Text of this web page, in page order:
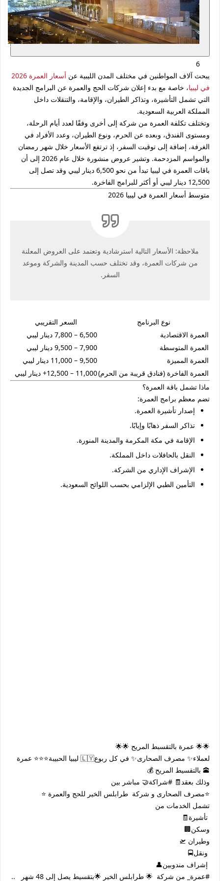
6
يبحث آلاف المواطنين في مختلف المدن الليبية عن
أسعار العمرة 2026
في ليبيا، خاصة مع بدء إعلان شركات الحج والعمرة عن البرامج الجديدة
التي تشمل التأشيرة، وتذاكر الطيران، والإقامة، والتنقلات داخل
المملكة العربية السعودية.
وتختلف تكلفة العمرة من شركة إلى أخرى وفقًا لعدد أيام الرحلة،
ومستوى الفندق، وبعده عن الحرم، ونوع الطيران، وعدد الأفراد في
الغرفة، إضافة إلى توقيت السفر، إذ ترتفع الأسعار خلال شهر رمضان
والمواسم المزدحمة. وتشير عروض منشورة خلال عام 2026 إلى أن
باقات العمرة في ليبيا تبدأ من نحو 6,500 دينار ليبي
وقد تصل إلى
12,500 دينار ليبي
أو أكثر للبرامج الفاخرة.
متوسط أسعار العمرة في ليبيا 2026
ملاحظة: الأسعار التالية استرشادية وتعتمد على العروض المعلنة
من شركات العمرة، وقد تختلف حسب المدينة والشركة وموعد
السفر.
نوع البرنامج
السعر التقريبي
العمرة الاقتصادية
6,500 – 7,800 دينار ليبي
العمرة المتوسطة
7,900 – 9,500 دينار ليبي
العمرة المميزة
9,500 – 11,000 دينار ليبي
العمرة الفاخرة (فنادق قريبة من الحرم)11,000 – 12,500+ دينار ليبي
ماذا تشمل باقة العمرة؟
تضم معظم برامج العمرة:
إصدار تأشيرة العمرة.
تذاكر السفر ذهابًا وإيابًا.
الإقامة في مكة المكرمة والمدينة المنورة.
النقل بالحافلات داخل المملكة.
الإشراف الإداري من الشركة.
التأمين الطبي الإلزامي بحسب اللوائح السعودية.
🌟🌟 عمرة بالتقسبط المريح 🌟🌟
لعملاء✨️ مصرف الصحارى✨️ في كل ربوع🇱🇾 ليبيا الحبيبة⭐️⭐️⭐️ عمرة
🕋 بالتقسيط المريح 💰
وذلك بعقد🧾 #شراكة🤝 مباشر بين
⭐️مصرف الصحارى و شركة طرابلس الخير للحج والعمرة ⭐️
تشمل الخدمات من
تأشيرة🧾
وسكن🏢
وطيران 🛫
ونقل🚍
إشراف مندوبين👤
#عمرة_ من شركة 🌟 طرابلس الخير 🌟بتقسيط يصل إلى 48 شهر ..